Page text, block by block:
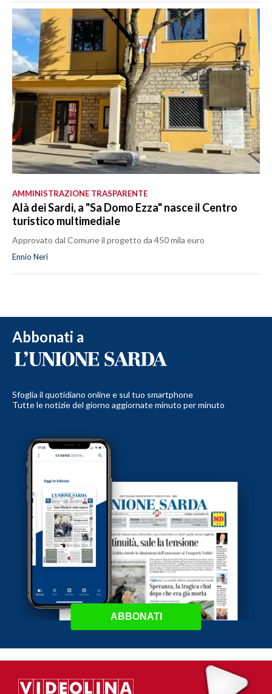
AMMINISTRAZIONE TRASPARENTE
Alà dei Sardi, a "Sa Domo Ezza" nasce il Centro
turistico multimediale
Approvato dal Comune il progetto da 450 mila euro
Ennio Neri
Abbonati a
Sfoglia il quotidiano online e sul tuo smartphone
Tutte le notizie del giorno aggiornate minuto per minuto
ABBONATI